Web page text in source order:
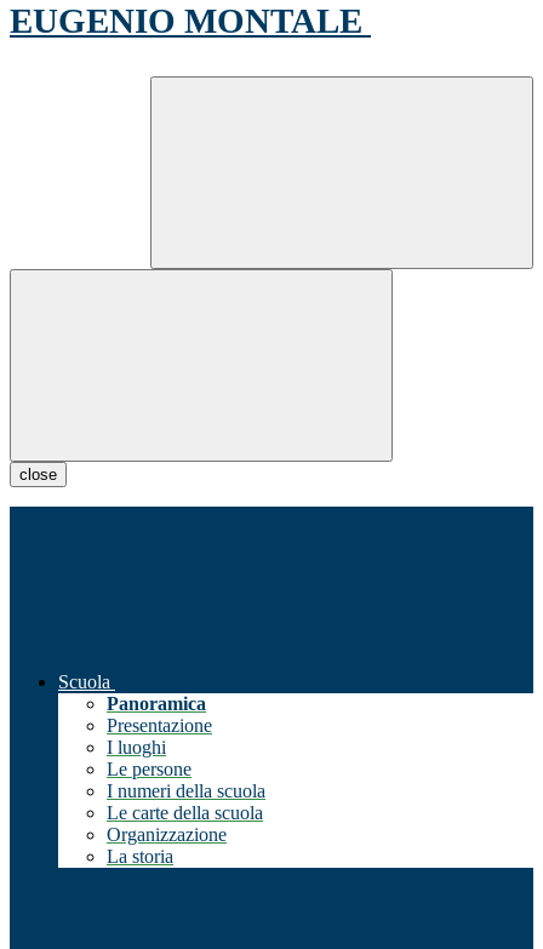
EUGENIO MONTALE
close
Scuola
Panoramica
Presentazione
I luoghi
Le persone
I numeri della scuola
Le carte della scuola
Organizzazione
La storia